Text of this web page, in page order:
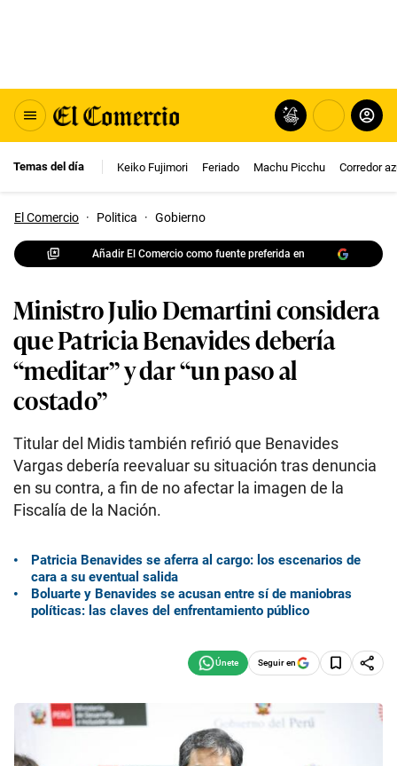
Temas del día Keiko Fujimori Feriado Machu Picchu Corredor
El Comercio · Politica · Gobierno
Añadir El Comercio como fuente preferida en
Ministro Julio Demartini considera
que Patricia Benavides debería
“meditar” y dar “un paso al
costado”
Titular del Midis también refirió que Benavides
Vargas debería reevaluar su situación tras denuncia
en su contra, a fin de no afectar la imagen de la
Fiscalía de la Nación.
Patricia Benavides se aferra al cargo: los escenarios de
cara a su eventual salida
Boluarte y Benavides se acusan entre sí de maniobras
políticas: las claves del enfrentamiento público
Seguir en